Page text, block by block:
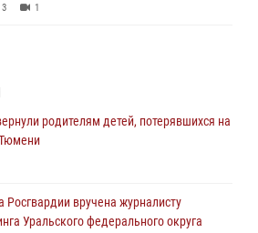
3 1
в разные годы при исполнении
кинологическом центре Уральского
области знакомят детей со своей
родителям детей, потерявшихся на
Росгвардии вручена журналисту
Уральского федерального округа